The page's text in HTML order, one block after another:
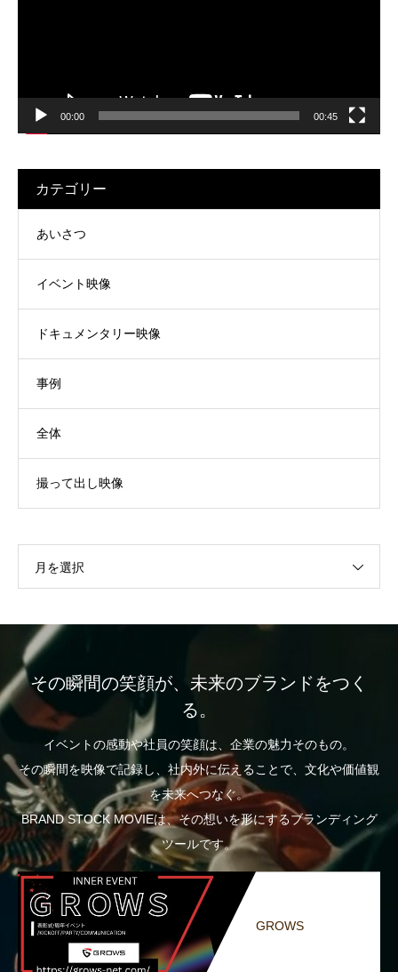
00:00 00:45
カテゴリー
あいさつ
イベント映像
ドキュメンタリー映像
事例
全体
撮って出し映像
月を選択
その瞬間の笑顔が、未来のブランドをつく
る。
イベントの感動や社員の笑顔は、企業の魅力そのもの。
その瞬間を映像で記録し、社内外に伝えることで、文化や価値観
を未来へつなぐ。
BRAND STOCK MOVIEは、その想いを形にするブランディング
ツールです。
GROWS